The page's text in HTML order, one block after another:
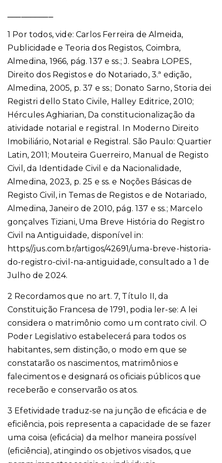
1 Por todos, vide: Carlos Ferreira de Almeida,
Publicidade e Teoria dos Registos, Coimbra,
Almedina, 1966, pág. 137 e ss.; J. Seabra LOPES,
Direito dos Registos e do Notariado, 3.ª edição,
Almedina, 2005, p. 37 e ss.; Donato Sarno, Storia dei
Registri dello Stato Civile, Halley Editrice, 2010;
Hércules Aghiarian, Da constitucionalização da
atividade notarial e registral. In Moderno Direito
Imobiliário, Notarial e Registral. São Paulo: Quartier
Latin, 2011; Mouteira Guerreiro, Manual de Registo
Civil, da Identidade Civil e da Nacionalidade,
Almedina, 2023, p. 25 e ss. e Noções Básicas de
Registo Civil, in Temas de Registos e de Notariado,
Almedina, Janeiro de 2010, pág. 137 e ss.; Marcelo
gonçalves Tiziani, Uma Breve História do Registro
Civil na Antiguidade, disponível in:
https//jus.com.br/artigos/42691/uma-breve-historia-
do-registro-civil-na-antiguidade, consultado a 1 de
Julho de 2024.
2 Recordamos que no art. 7, Título II, da
Constituição Francesa de 1791, podia ler-se: A lei
considera o matrimônio como um contrato civil. O
Poder Legislativo estabelecerá para todos os
habitantes, sem distinção, o modo em que se
constatarão os nascimentos, matrimônios e
falecimentos e designará os oficiais públicos que
receberão e conservarão os atos.
3 Efetividade traduz-se na junção de eficácia e de
eficiência, pois representa a capacidade de se fazer
uma coisa (eficácia) da melhor maneira possível
(eficiência), atingindo os objetivos visados, que